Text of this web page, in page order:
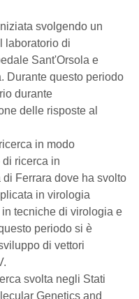
svolgendo un
laboratorio di
Sant'Orsola e
Durante questo periodo
durante
delle risposte al
in modo
ricerca in
Ferrara dove ha svolto
in virologia
tecniche di virologia e
periodo si è
di vettori
svolta negli Stati
Genetics and